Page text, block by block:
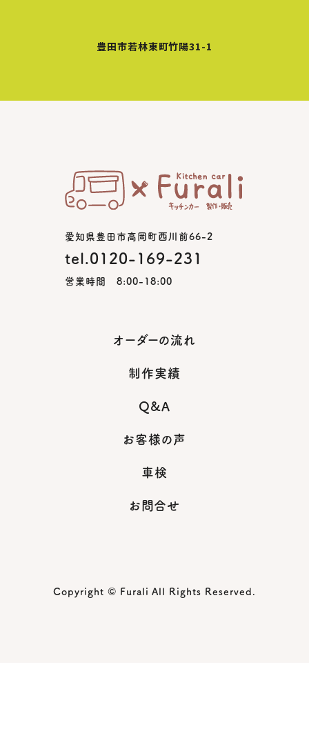
豊田市若林東町竹陽31-1
愛知県豊田市高岡町西川前66-2
tel.0120-169-231
営業時間 8:00-18:00
オーダーの流れ
制作実績
Q&A
お客様の声
車検
お問合せ
Copyright © Furali All Rights Reserved.